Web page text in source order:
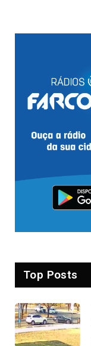
Top Posts